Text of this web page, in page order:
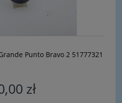
Punto Bravo 2 51777321
zł